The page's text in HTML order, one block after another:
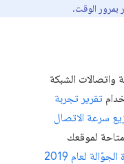
الوقت.
الشبكة
تقرير تجربة
الاتصال
لموقعك
لعام 2019